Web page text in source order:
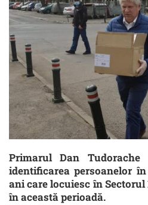
Primarul Dan
identificarea persoanelor
ani care locuiesc în
în această perioadă.